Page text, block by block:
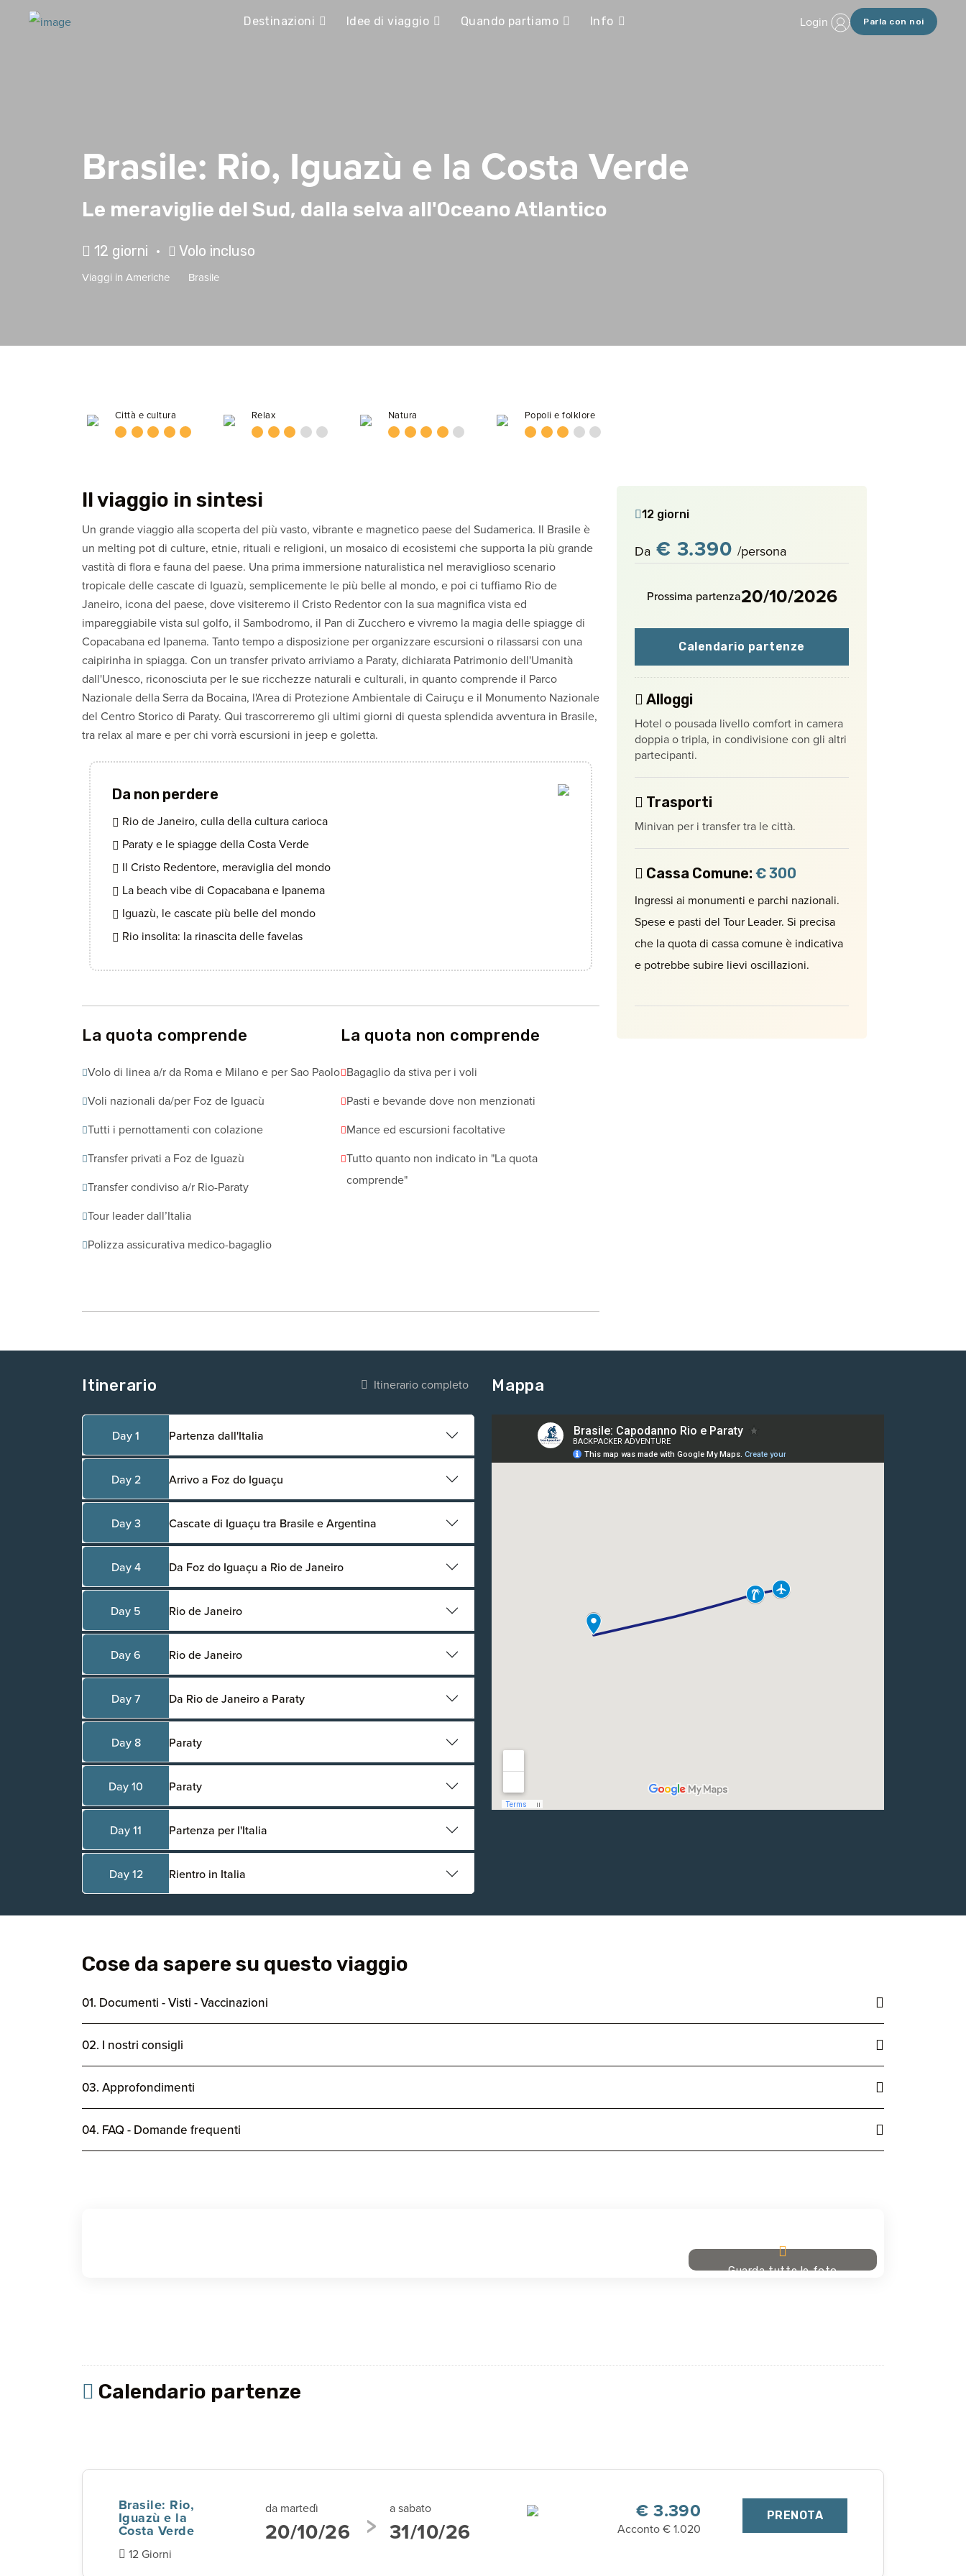
Destinazioni Idee di viaggio Quando partiamo Info Login Parla con noi
Brasile: Rio, Iguazù e la Costa Verde
Le meraviglie del Sud, dalla selva all'Oceano Atlantico
12 giorni • Volo incluso
Viaggi in Americhe Brasile
Città e cultura Relax Natura Popoli e folklore
Il viaggio in sintesi
Un grande viaggio alla scoperta del più vasto, vibrante e magnetico paese del Sudamerica. Il Brasile è
un melting pot di culture, etnie, rituali e religioni, un mosaico di ecosistemi che supporta la più grande
vastità di flora e fauna del paese. Una prima immersione naturalistica nel meraviglioso scenario
tropicale delle cascate di Iguazù, semplicemente le più belle al mondo, e poi ci tuffiamo Rio de
Janeiro, icona del paese, dove visiteremo il Cristo Redentor con la sua magnifica vista ed
impareggiabile vista sul golfo, il Sambodromo, il Pan di Zucchero e vivremo la magia delle spiagge di
Copacabana ed Ipanema. Tanto tempo a disposizione per organizzare escursioni o rilassarsi con una
caipirinha in spiagga. Con un transfer privato arriviamo a Paraty, dichiarata Patrimonio dell'Umanità
dall'Unesco, riconosciuta per le sue ricchezze naturali e culturali, in quanto comprende il Parco
Nazionale della Serra da Bocaina, l'Area di Protezione Ambientale di Cairuçu e il Monumento Nazionale
del Centro Storico di Paraty. Qui trascorreremo gli ultimi giorni di questa splendida avventura in Brasile,
tra relax al mare e per chi vorrà escursioni in jeep e goletta.
Da non perdere
Rio de Janeiro, culla della cultura carioca
Paraty e le spiagge della Costa Verde
Il Cristo Redentore, meraviglia del mondo
La beach vibe di Copacabana e Ipanema
Iguazù, le cascate più belle del mondo
Rio insolita: la rinascita delle favelas
La quota comprende
Volo di linea a/r da Roma e Milano e per Sao Paolo
Voli nazionali da/per Foz de Iguacù
Tutti i pernottamenti con colazione
Transfer privati a Foz de Iguazù
Transfer condiviso a/r Rio-Paraty
Tour leader dall’Italia
Polizza assicurativa medico-bagaglio
La quota non comprende
Bagaglio da stiva per i voli
Pasti e bevande dove non menzionati
Mance ed escursioni facoltative
Tutto quanto non indicato in "La quota
comprende"
12 giorni
Da € 3.390 /persona
Prossima partenza20/10/2026
Calendario partenze
Alloggi
Hotel o pousada livello comfort in camera
doppia o tripla, in condivisione con gli altri
partecipanti.
Trasporti
Minivan per i transfer tra le città.
Cassa Comune: € 300
Ingressi ai monumenti e parchi nazionali.
Spese e pasti del Tour Leader. Si precisa
che la quota di cassa comune è indicativa
e potrebbe subire lievi oscillazioni.
Itinerario completo
Itinerario
Day 1 Partenza dall'Italia
Day 2 Arrivo a Foz do Iguaçu
Day 3 Cascate di Iguaçu tra Brasile e Argentina
Day 4 Da Foz do Iguaçu a Rio de Janeiro
Day 5 Rio de Janeiro
Day 6 Rio de Janeiro
Day 7 Da Rio de Janeiro a Paraty
Day 8 Paraty
Day 10 Paraty
Day 11 Partenza per l'Italia
Day 12 Rientro in Italia
Mappa
Cose da sapere su questo viaggio
01. Documenti - Visti - Vaccinazioni
02. I nostri consigli
03. Approfondimenti
04. FAQ - Domande frequenti
Guarda tutte le foto
Calendario partenze
Brasile: Rio,
Iguazù e la
Costa Verde
12 Giorni
da martedì
20/10/26
a sabato
31/10/26
€ 3.390
Acconto € 1.020
PRENOTA